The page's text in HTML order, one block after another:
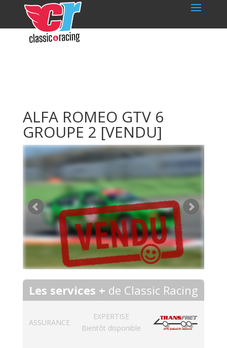
ALFA ROMEO GTV 6
GROUPE 2 [VENDU]
Les services + de Classic Racing
ASSURANCE
EXPERTISE
Bientôt disponible